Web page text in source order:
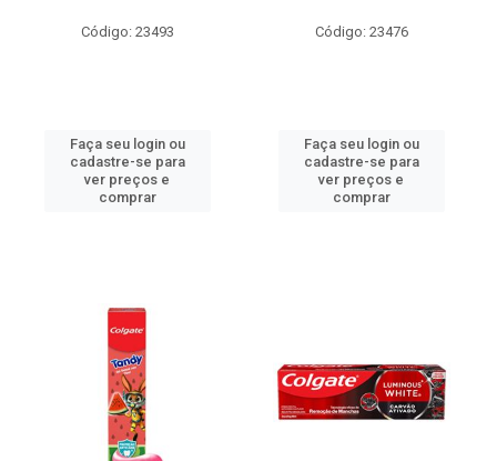
Código: 23493
Faça seu login ou
cadastre-se para
ver preços e
comprar
Código: 23476
Faça seu login ou
cadastre-se para
ver preços e
comprar